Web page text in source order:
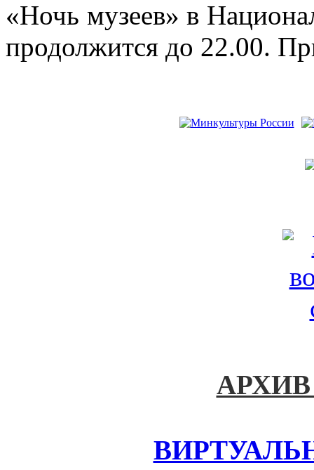
«Ночь музеев» в
продолжится до 22.00.